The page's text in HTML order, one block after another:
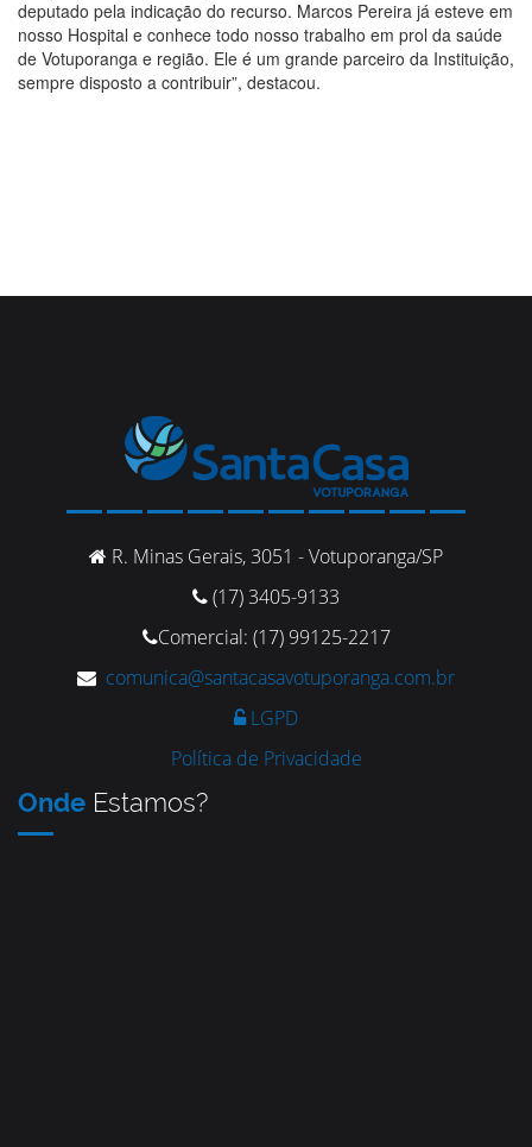
deputado pela indicação do recurso. Marcos Pereira já esteve em
nosso Hospital e conhece todo nosso trabalho em prol da saúde
de Votuporanga e região. Ele é um grande parceiro da Instituição,
sempre disposto a contribuir”, destacou.
R. Minas Gerais, 3051 - Votuporanga/SP
(17) 3405-9133
Comercial: (17) 99125-2217
comunica@santacasavotuporanga.com.br
LGPD
Política de Privacidade
Onde Estamos?